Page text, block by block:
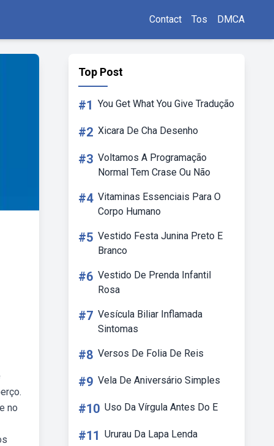
Contact Tos DMCA
no
Top Post
#1 You Get What You Give Tradução
#2 Xicara De Cha Desenho
#3 Voltamos A Programação
Normal Tem Crase Ou Não
#4 Vitaminas Essenciais Para O
Corpo Humano
#5 Vestido Festa Junina Preto E
Branco
#6 Vestido De Prenda Infantil
Rosa
#7 Vesícula Biliar Inflamada
Sintomas
#8 Versos De Folia De Reis
#9 Vela De Aniversário Simples
#10 Uso Da Vírgula Antes Do E
#11 Ururau Da Lapa Lenda